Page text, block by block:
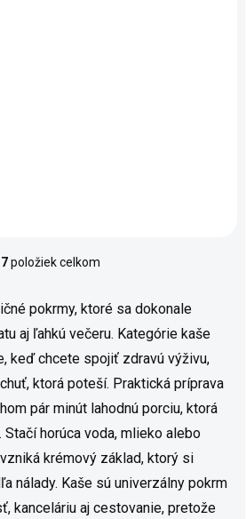
Ovládacie prvky výpisu
položiek celkom
pokrmy, ktoré sa dokonale
aj ľahkú večeru. Kategórie kaše
keď chcete spojiť zdravú výživu,
ktorá poteší. Praktická príprava
pár minút lahodnú porciu, ktorá
horúca voda, mlieko alebo
krémový základ, ktorý si
nálady. Kaše sú univerzálny pokrm
kanceláriu aj cestovanie, pretože